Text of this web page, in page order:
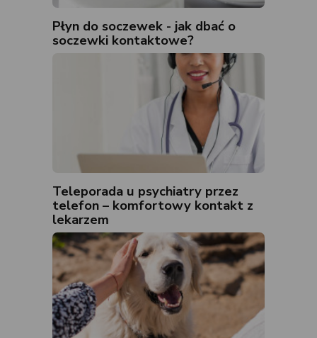
Płyn do soczewek - jak dbać o
soczewki kontaktowe?
Teleporada u psychiatry przez
telefon – komfortowy kontakt z
lekarzem